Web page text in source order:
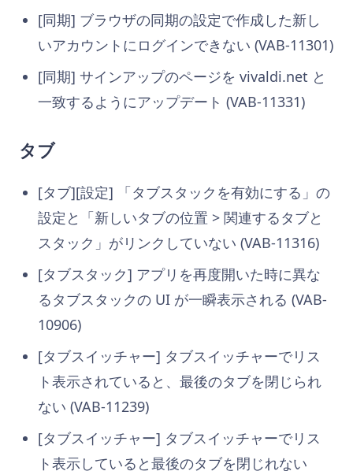
[同期] ブラウザの同期の設定で作成した新し
いアカウントにログインできない (VAB-11301)
[同期] サインアップのページを vivaldi.net と
一致するようにアップデート (VAB-11331)
タブ
[タブ][設定] 「タブスタックを有効にする」の
設定と「新しいタブの位置 > 関連するタブと
スタック」がリンクしていない (VAB-11316)
[タブスタック] アプリを再度開いた時に異な
るタブスタックの UI が一瞬表示される (VAB-
10906)
[タブスイッチャー] タブスイッチャーでリス
ト表示されていると、最後のタブを閉じられ
ない (VAB-11239)
[タブスイッチャー] タブスイッチャーでリス
ト表示していると最後のタブを閉じれない